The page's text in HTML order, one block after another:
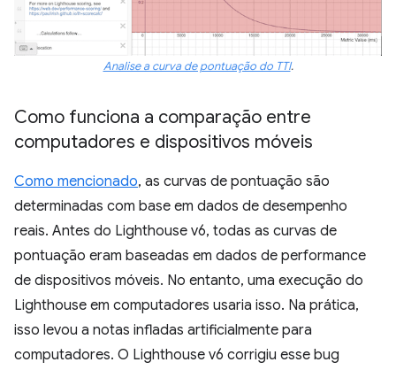
Analise a curva de pontuação do TTI.
Como funciona a comparação entre
computadores e dispositivos móveis
Como mencionado, as curvas de pontuação são
determinadas com base em dados de desempenho
reais. Antes do Lighthouse v6, todas as curvas de
pontuação eram baseadas em dados de performance
de dispositivos móveis. No entanto, uma execução do
Lighthouse em computadores usaria isso. Na prática,
isso levou a notas infladas artificialmente para
computadores. O Lighthouse v6 corrigiu esse bug